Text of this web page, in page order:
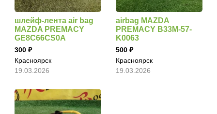
шлейф-лента air bag
MAZDA PREMACY
GE8C66CS0A
300
Красноярск
19.03.2026
airbag MAZDA
PREMACY B33M-57-
K0063
500
Красноярск
19.03.2026